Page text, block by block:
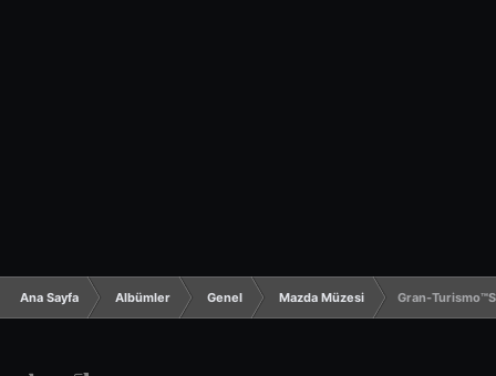
Ana Sayfa Albümler Genel Mazda Müzesi Gran-